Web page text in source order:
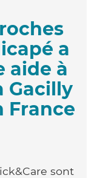
a
aide à
Gacilly
France
sont